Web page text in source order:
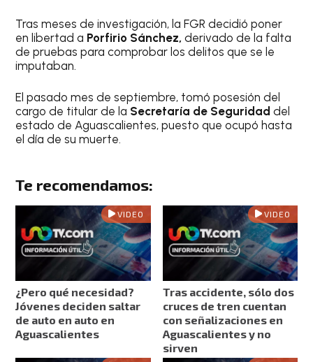
Tras meses de investigación, la FGR decidió poner
en libertad a Porfirio Sánchez, derivado de la falta
de pruebas para comprobar los delitos que se le
imputaban.
El pasado mes de septiembre, tomó posesión del
cargo de titular de la Secretaría de Seguridaddel
estado de Aguascalientes, puesto que ocupó hasta
el día de su muerte.
Te recomendamos:
VIDEO
¿Pero qué necesidad?
Jóvenes deciden saltar
de auto en auto en
Aguascalientes
VIDEO
Tras accidente, sólo dos
cruces de tren cuentan
con señalizaciones en
Aguascalientes y no
sirven